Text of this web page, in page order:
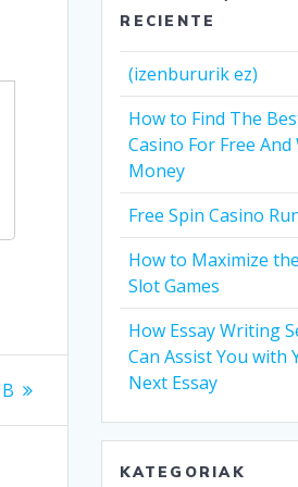
RECIENTE
(izenbururik ez)
How to Find The
Casino For Free And
Money
Free Spin Casino
How to Maximize
Slot Games
How Essay Writing
Can Assist You with
Next Essay
KATEGORIAK